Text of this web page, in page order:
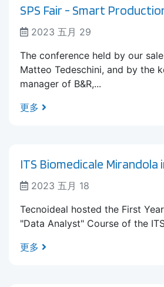
SPS Fair - Smart
2023 五月 29
The conference held by our
Matteo Tedeschini, and by the
manager of B&R,...
更多
ITS Biomedicale Mirandola
2023 五月 18
Tecnoideal hosted the First
"Data Analyst" Course of the
更多